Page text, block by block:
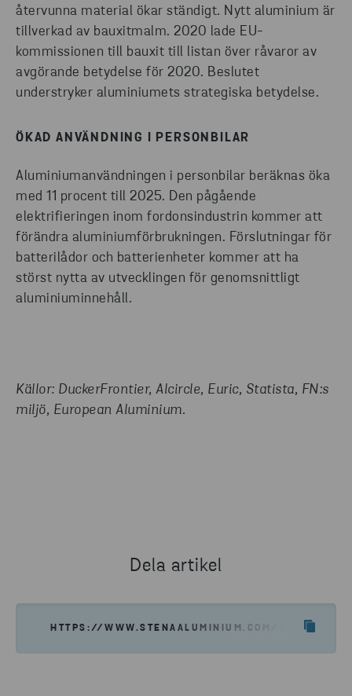
återvunna material ökar ständigt. Nytt aluminium är
tillverkad av bauxitmalm. 2020 lade EU-
kommissionen till bauxit till listan över råvaror av
avgörande betydelse för 2020. Beslutet
understryker aluminiumets strategiska betydelse.
ÖKAD ANVÄNDNING I PERSONBILAR
Aluminiumanvändningen i personbilar beräknas öka
med 11 procent till 2025. Den pågående
elektrifieringen inom fordonsindustrin kommer att
förändra aluminiumförbrukningen. Förslutningar för
batterilådor och batterienheter kommer att ha
störst nytta av utvecklingen för genomsnittligt
aluminiuminnehåll.
Källor: DuckerFrontier, Alcircle, Euric, Statista, FN:s
miljö, European Aluminium.
Dela artikel
HTTPS://WWW.STENAALUMINIUM.COM/SV/